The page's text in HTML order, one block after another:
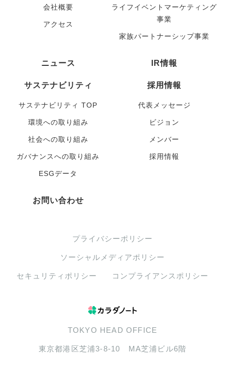
会社概要
アクセス
ライフイベントマーケティング
事業
家族パートナーシップ事業
ニュース IR情報
サステナビリティ
サステナビリティ TOP
環境への取り組み
社会への取り組み
ガバナンスへの取り組み
ESGデータ
採用情報
代表メッセージ
ビジョン
メンバー
採用情報
お問い合わせ
プライバシーポリシー
ソーシャルメディアポリシー
セキュリティポリシー コンプライアンスポリシー
TOKYO HEAD OFFICE
東京都港区芝浦3-8-10 MA芝浦ビル6階